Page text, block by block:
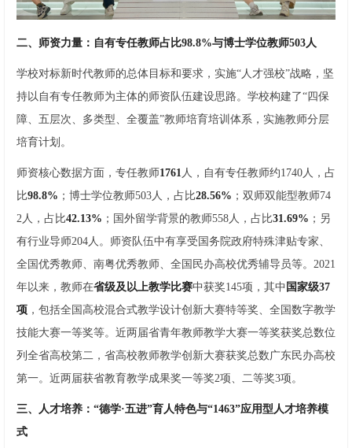
二、师资力量：自有专任教师占比98.8%与博士学位教师503人
学校对标新时代教师的总体目标和要求，实施“人才强校”战略，坚
持以自有专任教师为主体的师资队伍建设思路。学校构建了“四保
障、五层次、多类型、全覆盖”教师培育培训体系，实施教师分层
培育计划。
师资核心数据方面，专任教师1761人，自有专任教师约1740人，占
比98.8% ；博士学位教师503人，占比28.56% ；双师双能型教师74
2人，占比42.13% ；国外留学背景的教师558人，占比31.69% ；另
有行业导师204人。师资队伍中有享受国务院政府特殊津贴专家、
全国优秀教师、南粤优秀教师、全国民办高校优秀辅导员等。2021
年以来，教师在省级及以上教学比赛中获奖145项，其中 国家级37
项 ，包括全国高校混合式教学设计创新大赛特等奖、全国数字教学
技能大赛一等奖等。近两届省青年教师教学大赛一等奖获奖总数位
列全省高校第二，省高校教师教学创新大赛获奖总数广东民办高校
第一。近两届获省教育教学成果奖一等奖2项、二等奖3项。
三、人才培养：“德学·五进”育人特色与“1463”应用型人才培养模
式